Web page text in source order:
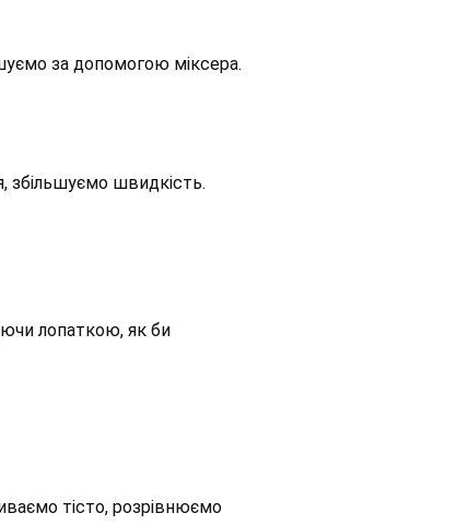
за допомогою міксера.
збільшуємо швидкість.
лопаткою, як би
тісто, розрівнюємо